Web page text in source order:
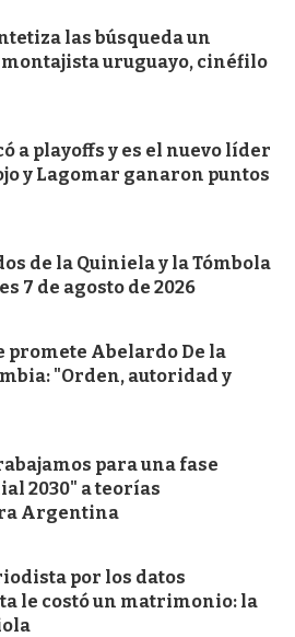
las búsqueda un
uruguayo, cinéfilo
a playoffs y es el nuevo líder
y Lagomar ganaron puntos
de la Quiniela y la Tómbola
7 de agosto de 2026
promete Abelardo De la
"Orden, autoridad y
para una fase
2030" a teorías
Argentina
por los datos
le costó un matrimonio: la